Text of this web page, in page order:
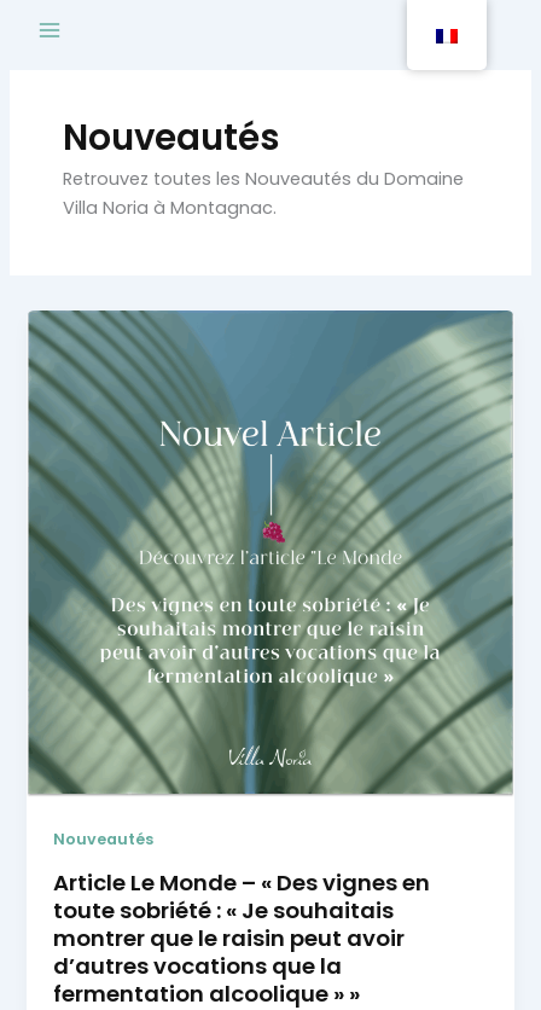
Nouveautés
Retrouvez toutes les Nouveautés du Domaine
Villa Noria à Montagnac.
Nouveautés
Article Le Monde – « Des vignes en
toute sobriété : « Je souhaitais
montrer que le raisin peut avoir
d’autres vocations que la
fermentation alcoolique » »